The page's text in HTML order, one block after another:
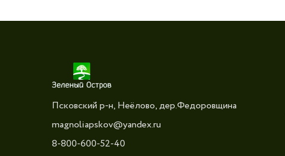
Псковский р-н, Неёлово, дер.Федоровщина
magnoliapskov@yandex.ru
8-800-600-52-40